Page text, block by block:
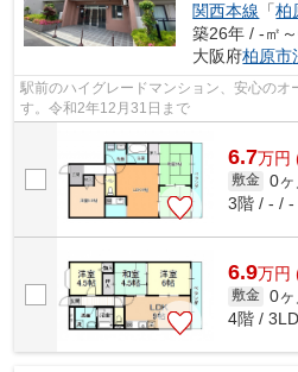
関西本線 「柏
築26年 / -㎡
大阪府柏原市
駅前のハイグレードマンション、安心の
す。令和2年12月31日まで
6.7万円
敷金 0ヶ
3階 / - / -
6.9万円
敷金 0ヶ
4階 /